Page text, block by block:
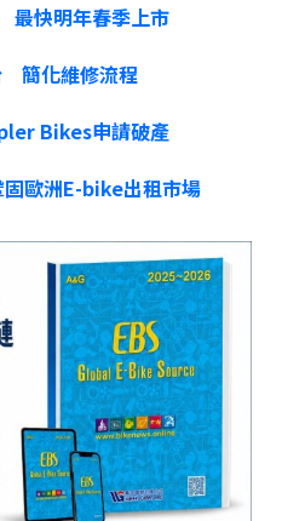
快明年春季上市
簡化維修流程
Bikes申請破產
歐洲E-bike出租市場